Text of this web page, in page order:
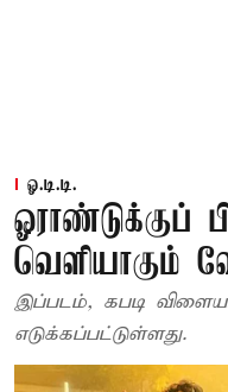
ஓ.டி.டி.
ஓராண்டுக்குப்
வெளியாகும்
இப்படம், கபடி
எடுக்கப்பட்டுள்ளது.